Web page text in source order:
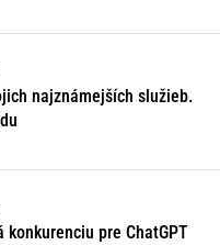
najznámejších služieb.
konkurenciu pre ChatGPT